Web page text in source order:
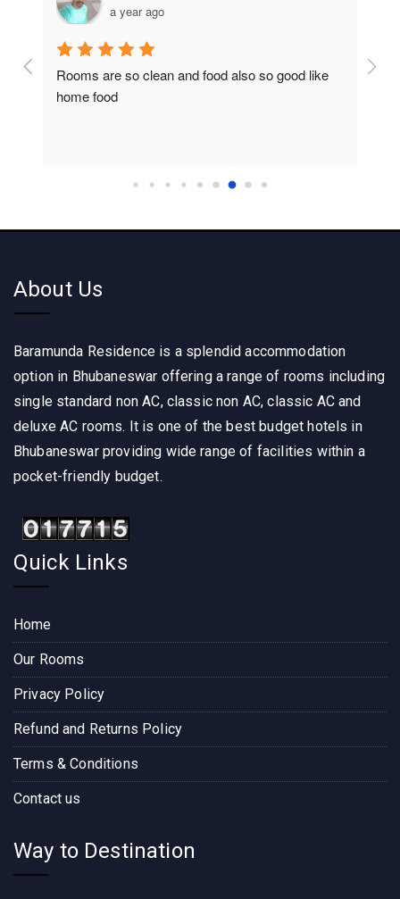
a year ago
Rooms are so clean and food also so good like
home food
So
About Us
Baramunda Residence is a splendid accommodation
option in Bhubaneswar offering a range of rooms including
single standard non AC, classic non AC, classic AC and
deluxe AC rooms. It is one of the best budget hotels in
Bhubaneswar providing wide range of facilities within a
pocket-friendly budget.
Quick Links
Home
Our Rooms
Privacy Policy
Refund and Returns Policy
Terms & Conditions
Contact us
Way to Destination